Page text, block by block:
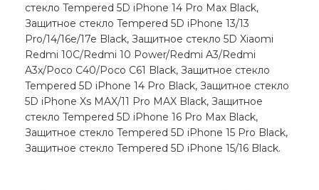
стекло Tempered 5D iPhone 14 Pro Max Black,
Защитное стекло Tempered 5D iPhone 13/13
Pro/14/16e/17e Black, Защитное стекло 5D Xiaomi
Redmi 10C/Redmi 10 Power/Redmi A3/Redmi
A3x/Poco C40/Poco C61 Black, Защитное стекло
Tempered 5D iPhone 14 Pro Black, Защитное стекло
5D iPhone Xs MAX/11 Pro MAX Black, Защитное
стекло Tempered 5D iPhone 16 Pro Max Black,
Защитное стекло Tempered 5D iPhone 15 Pro Black,
Защитное стекло Tempered 5D iPhone 15/16 Black.